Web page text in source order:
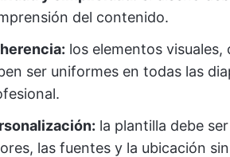
del contenido.
los elementos
ser uniformes en todas las
la plantilla debe
las fuentes y la ubicación